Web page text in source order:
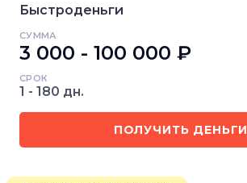
Быстроденьги
СУММА
3 000 - 100 000 ₽
СРОК
1 - 180 дн.
ПОЛУЧИТЬ ДЕНЬГИ